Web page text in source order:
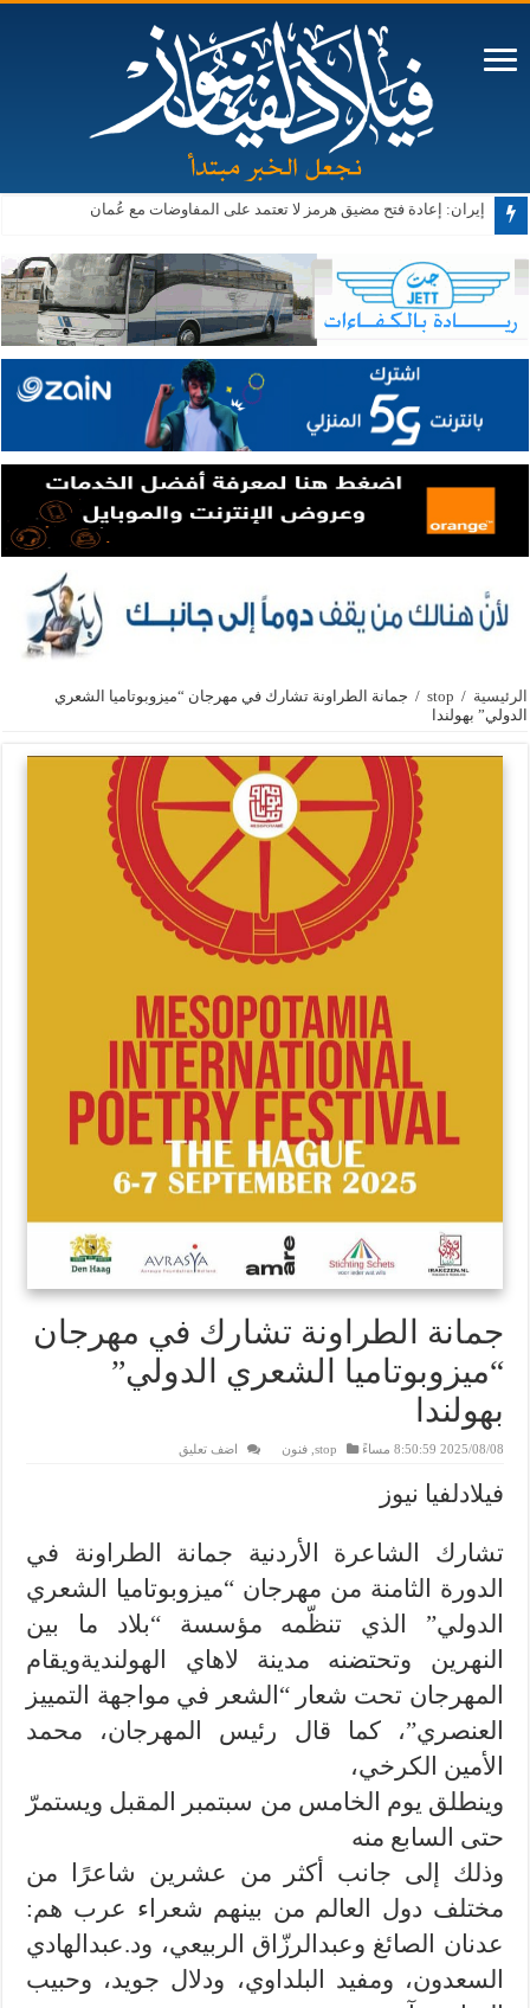
إيران: إعادة فتح مضيق هرمز لا تعتمد على المفاوضات مع عُمان
الحكومة: تنفيذ 343 مشروعًا ضمن البرنامج التنفيذي الثاني لرؤية التحديث الاقتصادي
الرئيسية /
stop
/ جمانة الطراونة تشارك في مهرجان “ميزوبوتاميا الشعري
الدولي” بهولندا
جمانة الطراونة تشارك في مهرجان
“ميزوبوتاميا الشعري الدولي”
بهولندا
2025/08/08 8:50:59 مساءً stop
,فنون اضف تعليق
فيلادلفيا نيوز
تشارك الشاعرة الأردنية جمانة الطراونة في
الدورة الثامنة من مهرجان “ميزوبوتاميا الشعري
الدولي” الذي تنظّمه مؤسسة “بلاد ما بين
النهرين وتحتضنه مدينة لاهاي الهولنديةويقام
المهرجان تحت شعار “الشعر في مواجهة التمييز
العنصري”، كما قال رئيس المهرجان، محمد
الأمين الكرخي،
وينطلق يوم الخامس من سبتمبر المقبل ويستمرّ
حتى السابع منه
وذلك إلى جانب أكثر من عشرين شاعرًا من
مختلف دول العالم من بينهم شعراء عرب هم:
عدنان الصائغ وعبدالرزّاق الربيعي، ود.عبدالهادي
السعدون، ومفيد البلداوي، ودلال جويد، وحبيب